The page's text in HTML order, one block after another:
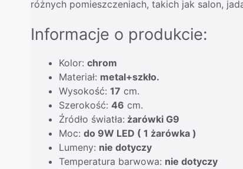
różnych pomieszczeniach, takich jak salon,
Informacje o produkcie:
Kolor: chrom
Materiał: metal+szkło.
Wysokość: 17 cm.
Szerokość: 46 cm.
Źródło światła: żarówki G9
Moc: do 9W LED ( 1 żarówka )
Lumeny: nie dotyczy
Temperatura barwowa: nie dotyczy